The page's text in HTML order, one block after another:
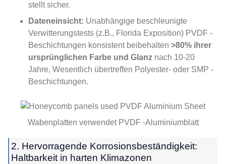
stellt sicher.
Dateneinsicht: Unabhängige beschleunigte
Verwitterungstests (z.B., Florida Exposition) PVDF -
Beschichtungen konsistent beibehalten >80% ihrer
ursprünglichen Farbe und Glanz nach 10-20
Jahre, Wesentlich übertreffen Polyester- oder SMP -
Beschichtungen.
Wabenplatten verwendet PVDF -Aluminiumblatt
2. Hervorragende Korrosionsbeständigkeit:
Haltbarkeit in harten Klimazonen